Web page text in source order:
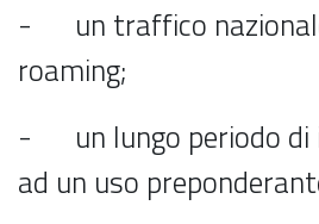
- un traffico
roaming;
- un lungo periodo di
ad un uso